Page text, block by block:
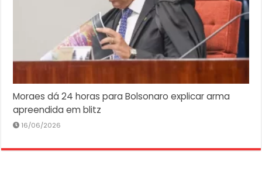
Moraes dá 24 horas para Bolsonaro explicar arma
apreendida em blitz
16/06/2026